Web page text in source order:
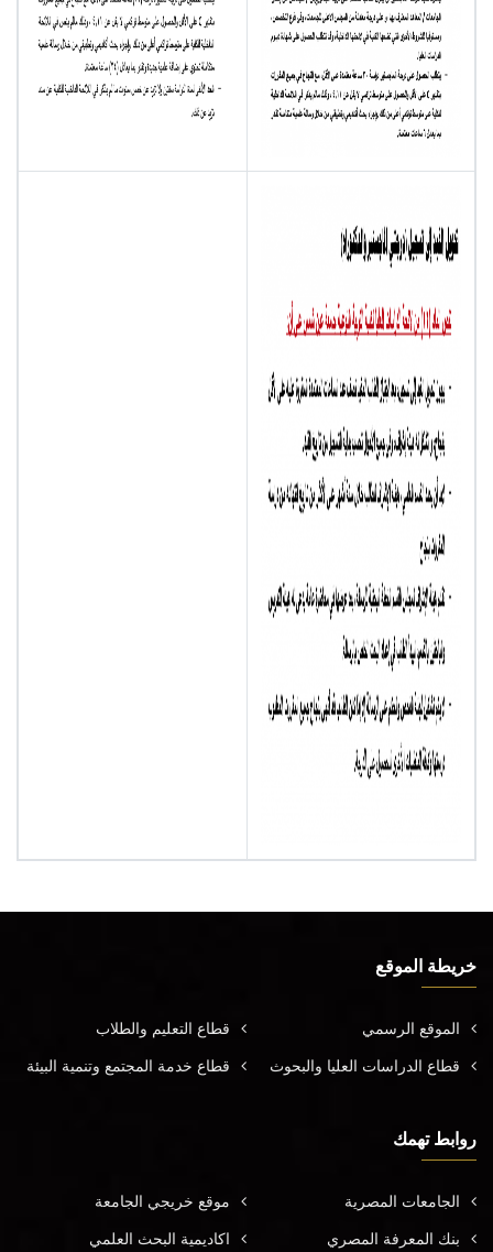
خريطة الموقع
الموقع الرسمي قطاع التعليم والطلاب
قطاع الدراسات العليا والبحوث قطاع خدمة المجتمع وتنمية البيئة
روابط تهمك
الجامعات المصرية موقع خريجي الجامعة
بنك المعرفة المصري اكاديمية البحث العلمي